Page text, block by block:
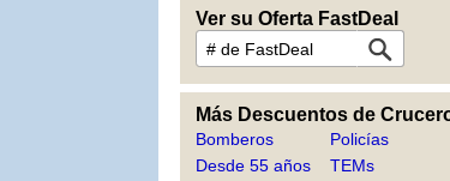
Ver su Oferta FastDeal
Más Descuentos de
Bomberos
Desde 55 años
Policías
TEMs